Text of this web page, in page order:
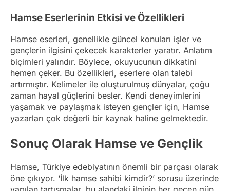
Hamse Eserlerinin Etkisi ve Özellikleri
Hamse eserleri, genellikle güncel konuları işler ve
gençlerin ilgisini çekecek karakterler yaratır. Anlatım
biçimleri yalındır. Böylece, okuyucunun dikkatini
hemen çeker. Bu özellikleri, eserlere olan talebi
artırmıştır. Kelimeler ile oluşturulmuş dünyalar, çoğu
zaman hayal güçlerini besler. Kendi deneyimlerini
yaşamak ve paylaşmak isteyen gençler için, Hamse
yazarları çok değerli bir kaynak haline gelmektedir.
Sonuç Olarak Hamse ve Gençlik
Hamse, Türkiye edebiyatının önemli bir parçası olarak
öne çıkıyor. ‘İlk hamse sahibi kimdir?’ sorusu üzerinde